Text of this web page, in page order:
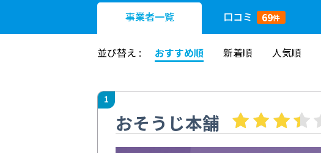
事業者一覧 口コミ 69件
並び替え : おすすめ順 新着順 人気順
1
おそうじ本舗